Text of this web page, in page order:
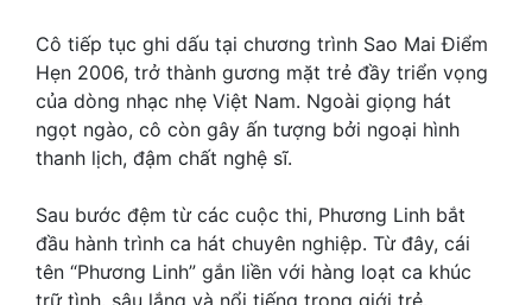
Cô tiếp tục ghi dấu tại chương trình Sao Mai Điểm
Hẹn 2006, trở thành gương mặt trẻ đầy triển vọng
của dòng nhạc nhẹ Việt Nam. Ngoài giọng hát
ngọt ngào, cô còn gây ấn tượng bởi ngoại hình
thanh lịch, đậm chất nghệ sĩ.
Sau bước đệm từ các cuộc thi, Phương Linh bắt
đầu hành trình ca hát chuyên nghiệp. Từ đây, cái
tên “Phương Linh” gắn liền với hàng loạt ca khúc
trữ tình, sâu lắng và nổi tiếng trong giới trẻ.